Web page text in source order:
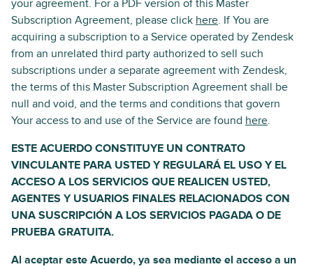
your agreement. For a PDF version of this Master
Subscription Agreement, please click here. If You are
acquiring a subscription to a Service operated by Zendesk
from an unrelated third party authorized to sell such
subscriptions under a separate agreement with Zendesk,
the terms of this Master Subscription Agreement shall be
null and void, and the terms and conditions that govern
Your access to and use of the Service are found here.
ESTE ACUERDO CONSTITUYE UN CONTRATO
VINCULANTE PARA USTED Y REGULARÁ EL USO Y EL
ACCESO A LOS SERVICIOS QUE REALICEN USTED,
AGENTES Y USUARIOS FINALES RELACIONADOS CON
UNA SUSCRIPCIÓN A LOS SERVICIOS PAGADA O DE
PRUEBA GRATUITA.
Al aceptar este Acuerdo, ya sea mediante el acceso a un